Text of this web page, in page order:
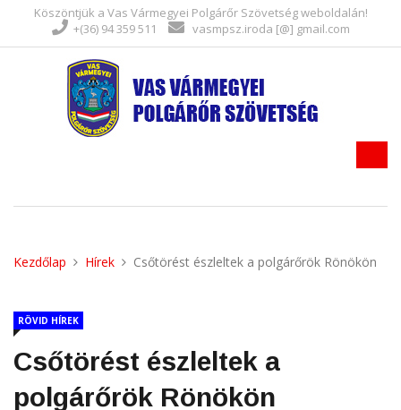
Köszöntjük a Vas Vármegyei Polgárőr Szövetség weboldalán!
+(36) 94 359 511
vasmpsz.iroda [@] gmail.com
Kezdőlap Hírek Csőtörést észleltek a polgárőrök Rönökön
RÖVID HÍREK
Csőtörést észleltek a
polgárőrök Rönökön